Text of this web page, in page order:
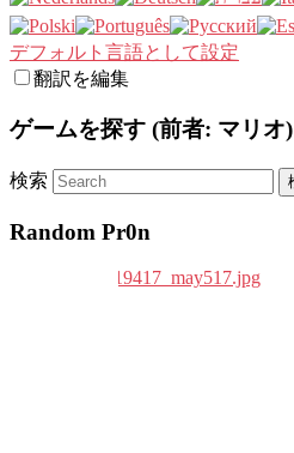
デフォルト言語として設定
翻訳を編集
ゲームを探す (前者: マリオ)
検索
Random Pr0n